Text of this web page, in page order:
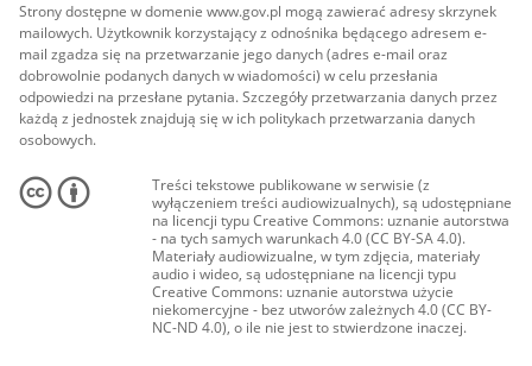
Strony dostępne w domenie www.gov.pl mogą zawierać adresy skrzynek
mailowych. Użytkownik korzystający z odnośnika będącego adresem e-
mail zgadza się na przetwarzanie jego danych (adres e-mail oraz
dobrowolnie podanych danych w wiadomości) w celu przesłania
odpowiedzi na przesłane pytania. Szczegóły przetwarzania danych przez
każdą z jednostek znajdują się w ich politykach przetwarzania danych
osobowych.
Treści tekstowe publikowane w serwisie (z
wyłączeniem treści audiowizualnych), są udostępniane
na licencji typu Creative Commons: uznanie autorstwa
- na tych samych warunkach 4.0 (CC BY-SA 4.0).
Materiały audiowizualne, w tym zdjęcia, materiały
audio i wideo, są udostępniane na licencji typu
Creative Commons: uznanie autorstwa użycie
niekomercyjne - bez utworów zależnych 4.0 (CC BY-
NC-ND 4.0), o ile nie jest to stwierdzone inaczej.